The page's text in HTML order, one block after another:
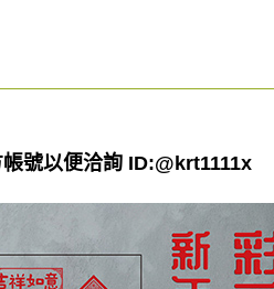
帳號以便洽詢 ID:@ krt1111x